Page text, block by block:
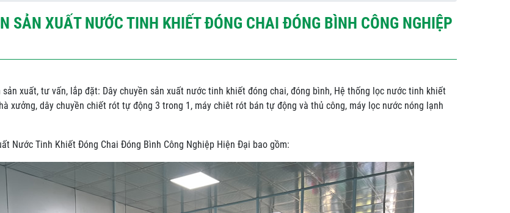
SẢN XUẤT NƯỚC TINH KHIẾT ĐÓNG CHAI ĐÓNG BÌNH CÔNG NGHIỆP
sản xuất, tư vấn, lắp đặt: Dây chuyền sản xuất nước tinh khiết đóng chai, đóng bình, Hệ thống lọc nước tinh khiết
xưởng, dây chuyền chiết rót tự động 3 trong 1, máy chiêt rót bán tự động và thủ công, máy lọc nước nóng lạnh
Nước Tinh Khiết Đóng Chai Đóng Bình Công Nghiệp Hiện Đại bao gồm: